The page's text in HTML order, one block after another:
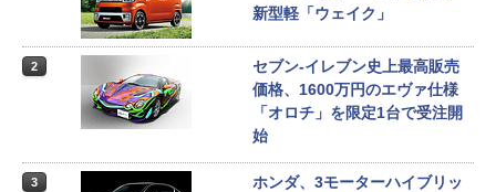
新型軽「ウェイク」
2
セブン-イレブン史上最高販売
価格、1600万円のエヴァ仕様
「オロチ」を限定1台で受注開
始
3
ホンダ、3モーターハイブリッ